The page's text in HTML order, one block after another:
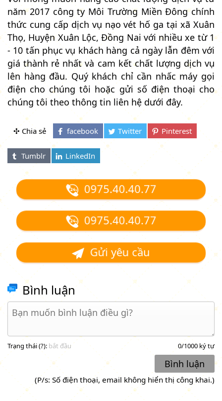
năm 2017 công ty Môi Trường Miền Đông chính
thức cung cấp dịch vụ nạo vét hố ga tại xã Xuân
Thọ, Huyện Xuân Lộc, Đồng Nai với nhiều xe từ 1
- 10 tấn phục vụ khách hàng cả ngày lẫn đêm với
giá thành rẻ nhất và cam kết chất lượng dịch vụ
lên hàng đầu. Quý khách chỉ cần nhấc máy gọi
điện cho chúng tôi hoặc gửi số điện thoại cho
chúng tôi theo thông tin liên hệ dưới đây.
✣ Chia sẻ
0975.40.40.77
0975.40.40.77
Gửi yêu cầu
Bình luận
Trạng thái (?): bắt đầu 0/1000 ký tự
Bình luận
(P/s: Số điện thoại, email không hiển thị công khai.)